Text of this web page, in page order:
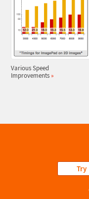
Various Speed
Improvements »
Try